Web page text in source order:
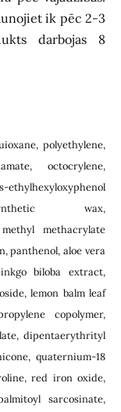
ik pēc 2-3
darbojas 8
polyethylene,
octocrylene,
wax,
methyl methacrylate
panthenol, aloe vera
biloba extract,
lemon balm leaf
copolymer,
dipentaerythrityl
quaternium-18
red iron oxide,
sarcosinate,